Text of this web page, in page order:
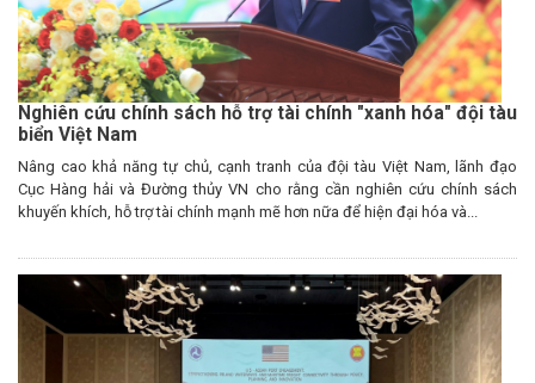
Nghiên cứu chính sách hỗ trợ tài chính "xanh hóa" đội tàu
biển Việt Nam
Nâng cao khả năng tự chủ, cạnh tranh của đội tàu Việt Nam, lãnh đạo
Cục Hàng hải và Đường thủy VN cho rằng cần nghiên cứu chính sách
khuyến khích, hỗ trợ tài chính mạnh mẽ hơn nữa để hiện đại hóa và...